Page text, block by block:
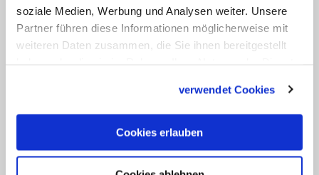
soziale Medien, Werbung und Analysen weiter. Unsere
Partner führen diese Informationen möglicherweise mit
weiteren Daten zusammen, die Sie ihnen bereitgestellt
verwendet Cookies
Cookies erlauben
von Papst Franziskus, die Ukraine solle in
Verhandlungen mit Russland eintreten.
Die Kirche, so Liminski, müsse "mehr als
Hirten nicht mehr qua Amt der
Widerspruch ausbleibt".
Bischof Peter Kohlgraf von Mainz mahnte